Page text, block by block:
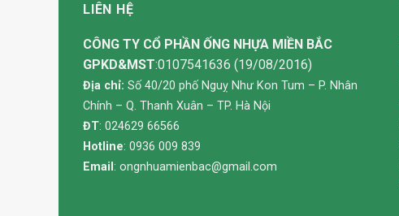
LIÊN HỆ
CÔNG TY CỔ PHẦN ỐNG NHỰA MIỀN BẮC
GPKD&MST:0107541636 (19/08/2016)
Địa chỉ: Số 40/20 phố Nguỵ Như Kon Tum – P. Nhân
Chính – Q. Thanh Xuân – TP. Hà Nội
ĐT: 024629 66566
Hotline: 0936 009 839
Email : ongnhuamienbac@gmail.com